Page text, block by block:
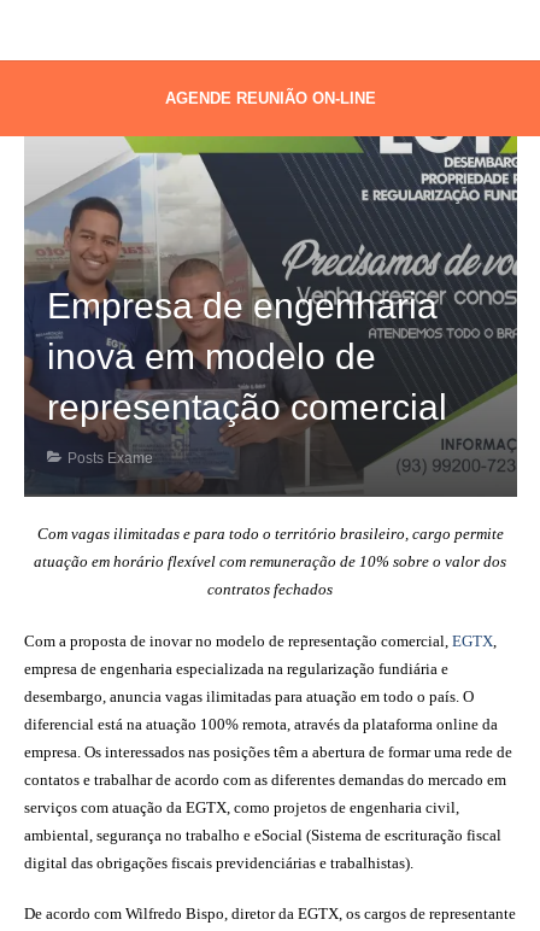
AGENDE REUNIÃO ON-LINE
Empresa de engenharia
inova em modelo de
representação comercial
Posts Exame
Com vagas ilimitadas e para todo o território brasileiro, cargo permite
atuação em horário flexível com remuneração de 10% sobre o valor dos
contratos fechados
Com a proposta de inovar no modelo de representação comercial, EGTX,
empresa de engenharia especializada na regularização fundiária e
desembargo, anuncia vagas ilimitadas para atuação em todo o país. O
diferencial está na atuação 100% remota, através da plataforma online da
empresa. Os interessados nas posições têm a abertura de formar uma rede de
contatos e trabalhar de acordo com as diferentes demandas do mercado em
serviços com atuação da EGTX, como projetos de engenharia civil,
ambiental, segurança no trabalho e eSocial (Sistema de escrituração fiscal
digital das obrigações fiscais previdenciárias e trabalhistas).
De acordo com Wilfredo Bispo, diretor da EGTX, os cargos de representante